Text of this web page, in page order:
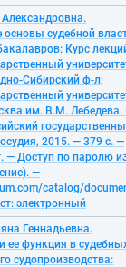
основы судебной
Курс
Сибирский ф-л;
им. В.М. Лебедева.
2015. — 379 с. —
— Доступ по паролю
—
catalog/
электронный
Геннадьевна.
ее функция в
судопроизводства: